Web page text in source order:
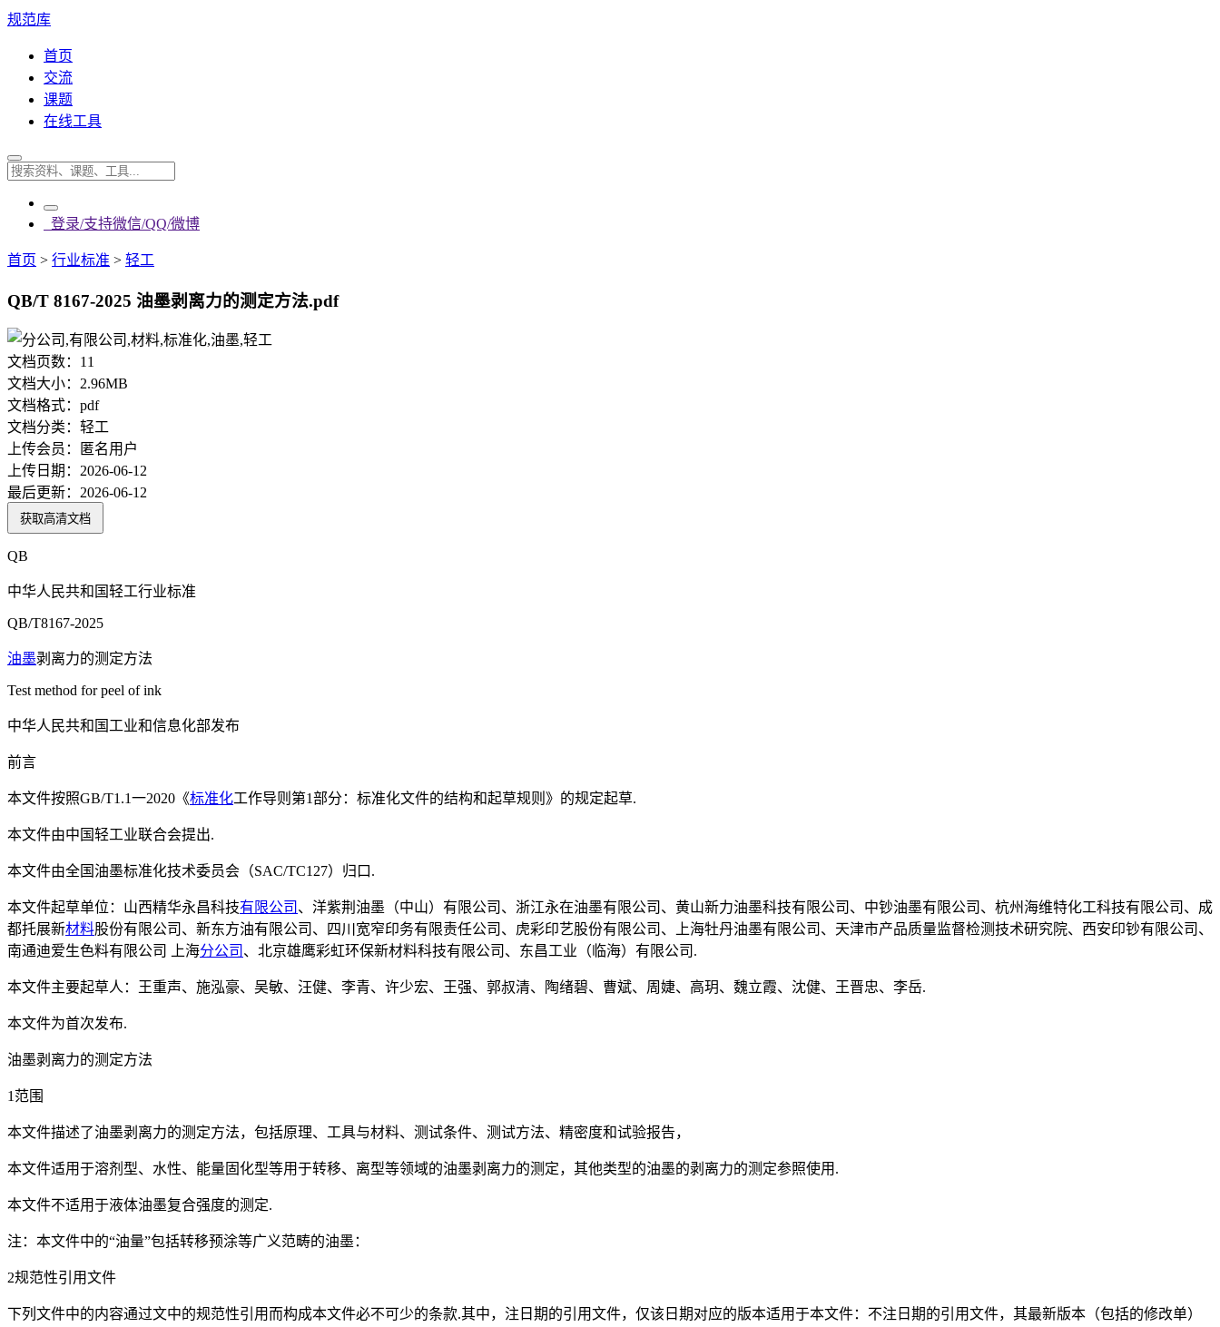
规范库
首页
交流
课题
在线工具
登录/支持微信/QQ/微博
首页 > 行业标准 > 轻工
QB/T 8167-2025 油墨剥离力的测定方法.pdf
文档页数： 11
文档大小： 2.96MB
文档格式： pdf
文档分类： 轻工
上传会员：
匿名用户
上传日期： 2026-06-12
最后更新： 2026-06-12
获取高清文档
QB
中华人民共和国轻工行业标准
QB/T8167-2025
油墨剥离力的测定方法
Test method for peel of ink
中华人民共和国工业和信息化部发布
前言
本文件按照GB/T1.1一2020《标准化工作导则第1部分：标准化文件的结构和起草规则》的规定起草.
本文件由中国轻工业联合会提出.
本文件由全国油墨标准化技术委员会（SAC/TC127）归口.
本文件起草单位：山西精华永昌科技有限公司 、洋紫荆油墨（中山）有限公司、浙江永在油墨有限公司、黄山新力油墨科技有限公司、中钞油墨有限公司、杭州海维特化工科技有限公司、成
都托展新材料股份有限公司、新东方油有限公司、四川宽窄印务有限责任公司、虎彩印艺股份有限公司、上海牡丹油墨有限公司、天津市产品质量监督检测技术研究院、西安印钞有限公司、
南通迪爱生色料有限公司 上海分公司 、北京雄鹰彩虹环保新材料科技有限公司、东昌工业（临海）有限公司.
本文件主要起草人：王重声、施泓豪、吴敏、汪健、李青、许少宏、王强、郭叔清、陶绪碧、曹斌、周婕、高玥、魏立霞、沈健、王晋忠、李岳.
本文件为首次发布.
油墨剥离力的测定方法
1范围
本文件描述了油墨剥离力的测定方法，包括原理、工具与材料、测试条件、测试方法、精密度和试验报告，
本文件适用于溶剂型、水性、能量固化型等用于转移、离型等领域的油墨剥离力的测定，其他类型的油墨的剥离力的测定参照使用.
本文件不适用于液体油墨复合强度的测定.
注：本文件中的“油量”包括转移预涂等广义范畴的油墨：
2规范性引用文件
下列文件中的内容通过文中的规范性引用而构成本文件必不可少的条款.其中，注日期的引用文件，仅该日期对应的版本适用于本文件：不注日期的引用文件，其最新版本（包括的修改单）